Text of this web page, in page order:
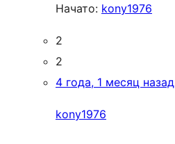
Начато: kony1976
2
2
4 года, 1 месяц назад
kony1976